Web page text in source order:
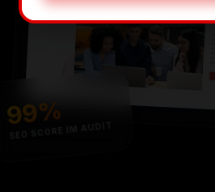
PROJEKT DES MONATS
99%
SEO SCORE IM AUDIT